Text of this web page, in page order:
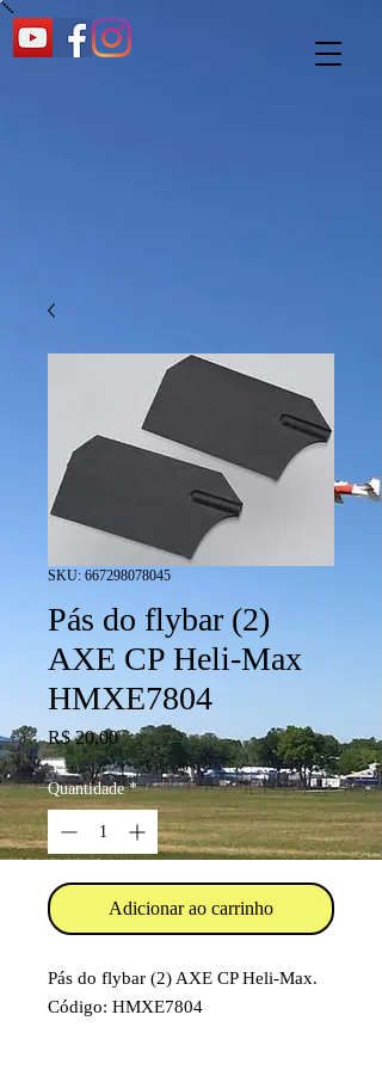
SKU: 667298078045
Pás do flybar (2)
AXE CP Heli-Max
HMXE7804
R$ 20,00Preço
Quantidade *
Adicionar ao carrinho
Pás do flybar (2) AXE CP Heli-Max.
Código: HMXE7804